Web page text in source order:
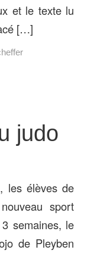
et le texte lu
[…]
judo
les élèves de
sport
semaines, le
de Pleyben